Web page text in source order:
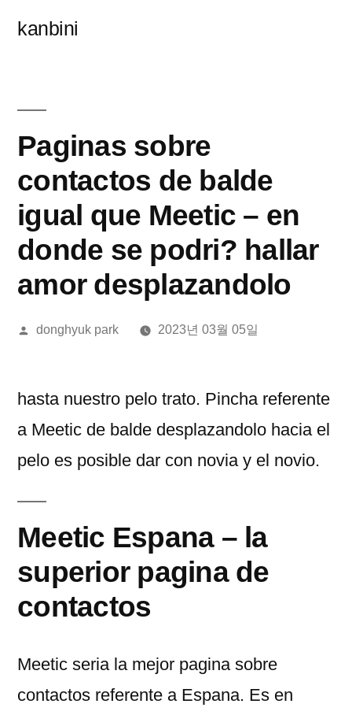
kanbini
Paginas sobre
contactos de balde
igual que Meetic – en
donde se podri? hallar
amor desplazandolo
올
donghyuk park 2023년 03월 05일
hasta nuestro pelo trato. Pincha referente
a Meetic de balde desplazandolo hacia el
pelo es posible dar con novia y el novio.
Meetic Espana – la
superior pagina de
contactos
Meetic seri­a la mejor pagina sobre
contactos referente a Espana. Es en